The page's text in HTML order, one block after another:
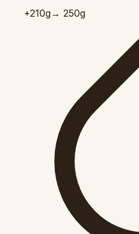
+210g→ 250g